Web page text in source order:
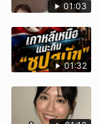
01:03
01:32